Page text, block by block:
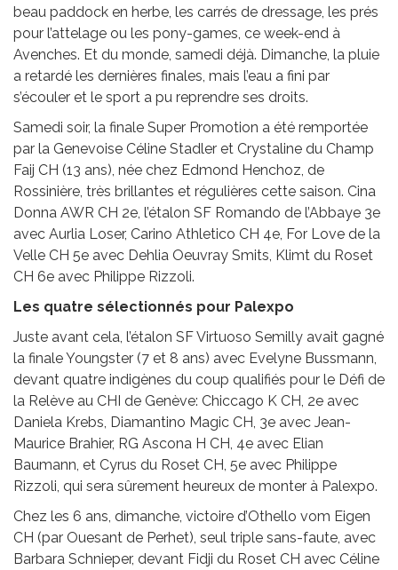
beau paddock en herbe, les carrés de dressage, les prés
pour l’attelage ou les pony-games, ce week-end à
Avenches. Et du monde, samedi déjà. Dimanche, la pluie
a retardé les dernières finales, mais l’eau a fini par
s’écouler et le sport a pu reprendre ses droits.
Samedi soir, la finale Super Promotion a été remportée
par la Genevoise Céline Stadler et Crystaline du Champ
Faij CH (13 ans), née chez Edmond Henchoz, de
Rossinière, très brillantes et régulières cette saison. Cina
Donna AWR CH 2e, l’étalon SF Romando de l’Abbaye 3e
avec Aurlia Loser, Carino Athletico CH 4e, For Love de la
Velle CH 5e avec Dehlia Oeuvray Smits, Klimt du Roset
CH 6e avec Philippe Rizzoli.
Les quatre sélectionnés pour Palexpo
Juste avant cela, l’étalon SF Virtuoso Semilly avait gagné
la finale Youngster (7 et 8 ans) avec Evelyne Bussmann,
devant quatre indigènes du coup qualifiés pour le Défi de
la Relève au CHI de Genève: Chiccago K CH, 2e avec
Daniela Krebs, Diamantino Magic CH, 3e avec Jean-
Maurice Brahier, RG Ascona H CH, 4e avec Elian
Baumann, et Cyrus du Roset CH, 5e avec Philippe
Rizzoli, qui sera sûrement heureux de monter à Palexpo.
Chez les 6 ans, dimanche, victoire d’Othello vom Eigen
CH (par Ouesant de Perhet), seul triple sans-faute, avec
Barbara Schnieper, devant Fidji du Roset CH avec Céline